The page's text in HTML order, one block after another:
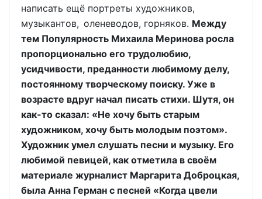
написать ещё портреты художников,
музыкантов, оленеводов, горняков. Между
тем Популярность Михаила Меринова росла
пропорционально его трудолюбию,
усидчивости, преданности любимому делу,
постоянному творческому поиску. Уже в
возрасте вдруг начал писать стихи. Шутя, он
как-то сказал: «Не хочу быть старым
художником, хочу быть молодым поэтом».
Художник умел слушать песни и музыку. Его
любимой певицей, как отметила в своём
материале журналист Маргарита Доброцкая,
была Анна Герман с песней «Когда цвели